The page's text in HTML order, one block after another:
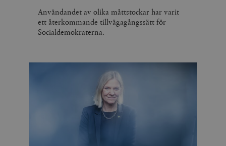
Användandet av olika måttstockar har varit
ett återkommande tillvägagångssätt för
Socialdemokraterna.